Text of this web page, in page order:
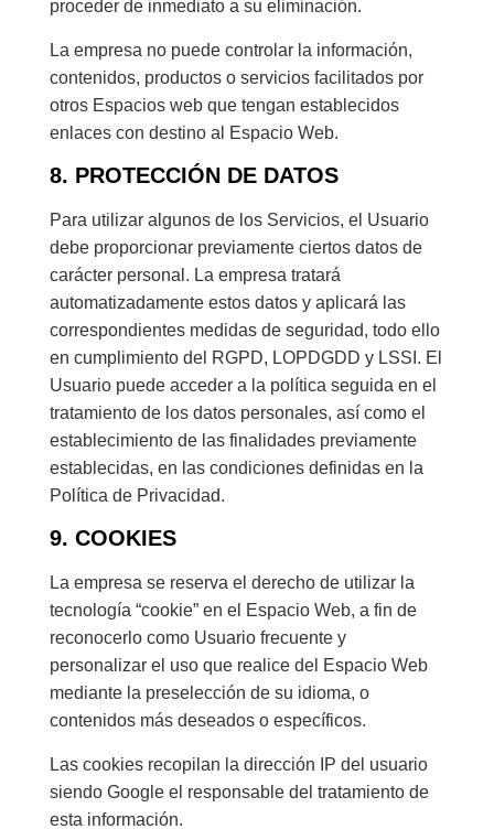
proceder de inmediato a su eliminación.
La empresa no puede controlar la información,
contenidos, productos o servicios facilitados por
otros Espacios web que tengan establecidos
enlaces con destino al Espacio Web.
8. PROTECCIÓN DE DATOS
Para utilizar algunos de los Servicios, el Usuario
debe proporcionar previamente ciertos datos de
carácter personal. La empresa tratará
automatizadamente estos datos y aplicará las
correspondientes medidas de seguridad, todo ello
en cumplimiento del RGPD, LOPDGDD y LSSI. El
Usuario puede acceder a la política seguida en el
tratamiento de los datos personales, así como el
establecimiento de las finalidades previamente
establecidas, en las condiciones definidas en la
Política de Privacidad.
9. COOKIES
La empresa se reserva el derecho de utilizar la
tecnología “cookie” en el Espacio Web, a fin de
reconocerlo como Usuario frecuente y
personalizar el uso que realice del Espacio Web
mediante la preselección de su idioma, o
contenidos más deseados o específicos.
Las cookies recopilan la dirección IP del usuario
siendo Google el responsable del tratamiento de
esta información.